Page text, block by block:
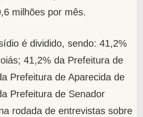
milhões por mês.
é dividido, sendo: 41,2%
41,2% da Prefeitura de
Prefeitura de Aparecida de
Prefeitura de Senador
rodada de entrevistas sobre